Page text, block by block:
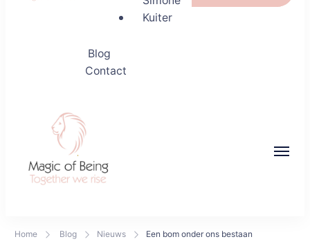
Magic of Being
Kuiter
Blog
Contact
Home Blog Nieuws Een bom onder ons bestaan